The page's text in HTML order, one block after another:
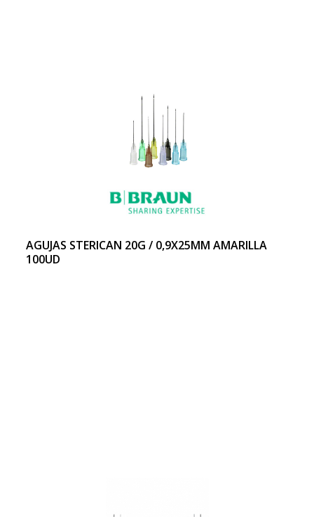
AGUJAS STERICAN 20G / 0,9X25MM AMARILLA
100UD